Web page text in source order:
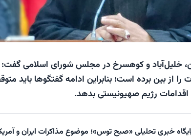
خلیل‌آباد و کوهسرخ در مجلس شورای اسلامی گفت:
را از بین برده است؛ بنابراین ادامه گفتگوها باید
رژیم صهیونیستی بدهد.
خبری تحلیلی «صبح توس»؛ موضوع مذاکرات ایران و